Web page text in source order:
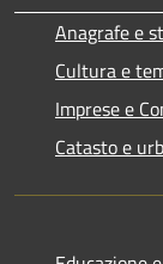
Anagrafe e
Cultura e
Imprese e
Catasto e